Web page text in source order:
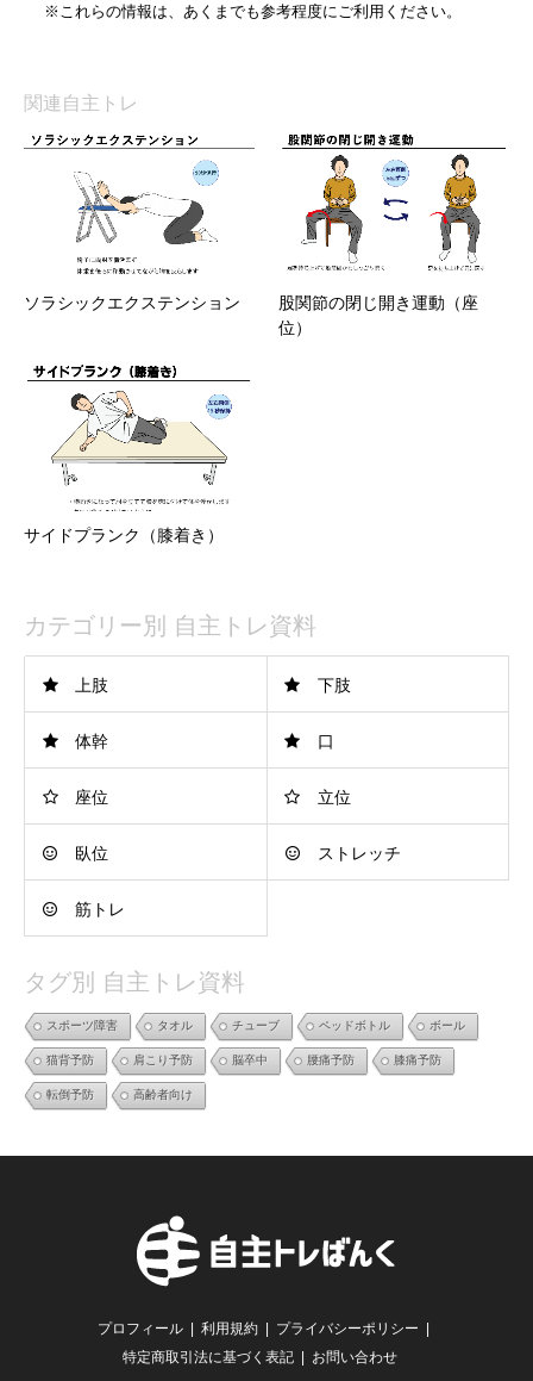
※これらの情報は、あくまでも参考程度にご利用ください。
関連自主トレ
ソラシックエクステンション
股関節の閉じ開き運動（座
位）
サイドプランク（膝着き）
カテゴリー別 自主トレ資料
上肢 下肢
体幹 口
座位 立位
臥位 ストレッチ
筋トレ
タグ別 自主トレ資料
スポーツ障害 タオル チューブ ペッドボトル ボール
猫背予防 肩こり予防 脳卒中 腰痛予防 膝痛予防
転倒予防 高齢者向け
プロフィール 利用規約
プライバシーポリシー
特定商取引法に基づく表記
お問い合わせ